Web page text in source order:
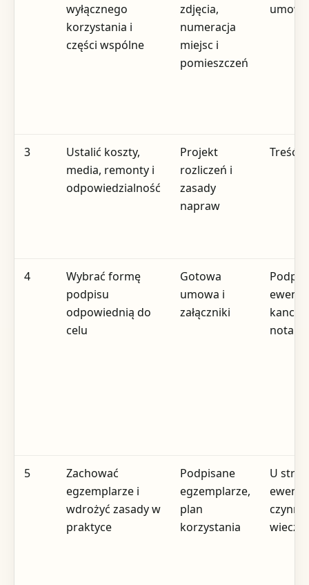
wyłącznego
korzystania i
części wspólne
zdjęcia,
numeracja
miejsc i
pomieszczeń
umowy
3
Ustalić koszty,
media, remonty i
odpowiedzialność
Projekt
rozliczeń i
zasady
napraw
Treść
4
Wybrać formę
podpisu
odpowiednią do
celu
Gotowa
umowa i
załączniki
5
Zachować
egzemplarze i
wdrożyć zasady w
praktyce
Podpisane
egzemplarze,
plan
korzystania
U